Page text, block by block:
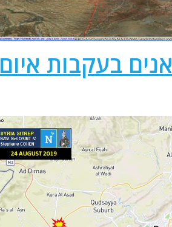
בעקבות איום